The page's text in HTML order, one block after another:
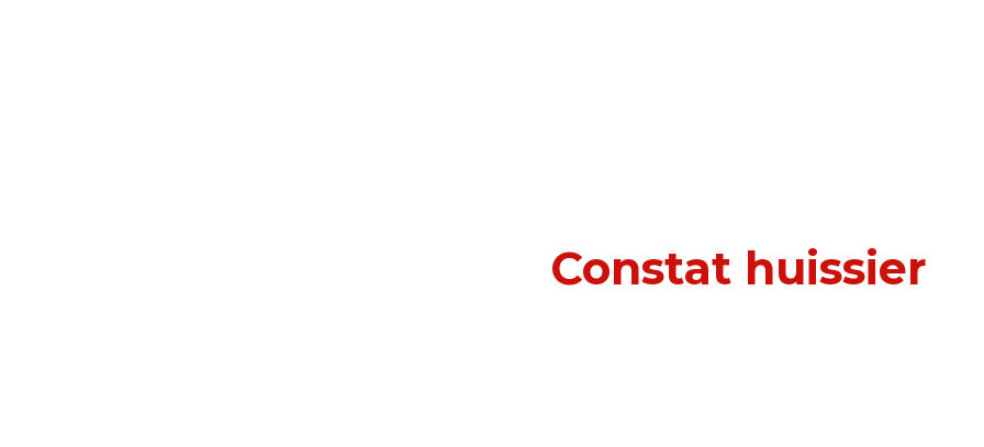
Constat huissier